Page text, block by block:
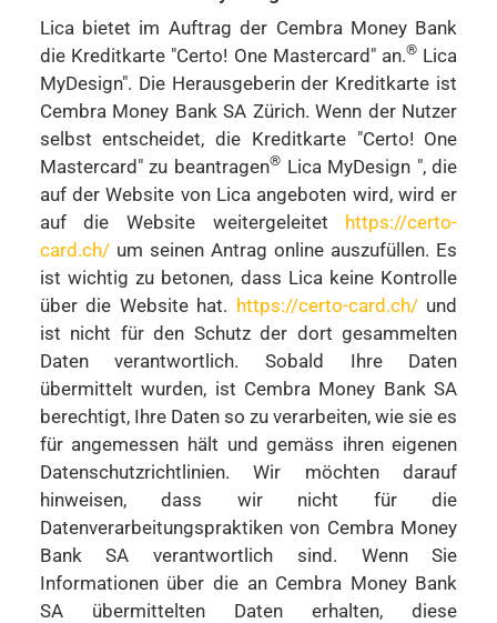
Lica bietet im Auftrag der Cembra Money Bank
die Kreditkarte "Certo! One Mastercard" an.®Lica
MyDesign". Die Herausgeberin der Kreditkarte ist
Cembra Money Bank SA Zürich. Wenn der Nutzer
selbst entscheidet, die Kreditkarte "Certo! One
Mastercard" zu beantragen®Lica MyDesign ", die
auf der Website von Lica angeboten wird, wird er
auf die Website weitergeleitet https://certo-
card.ch/um seinen Antrag online auszufüllen. Es
ist wichtig zu betonen, dass Lica keine Kontrolle
über die Website hat. https://certo-card.ch/und
ist nicht für den Schutz der dort gesammelten
Daten verantwortlich. Sobald Ihre Daten
übermittelt wurden, ist Cembra Money Bank SA
berechtigt, Ihre Daten so zu verarbeiten, wie sie es
für angemessen hält und gemäss ihren eigenen
Datenschutzrichtlinien. Wir möchten darauf
hinweisen, dass wir nicht für die
Datenverarbeitungspraktiken von Cembra Money
Bank SA verantwortlich sind. Wenn Sie
Informationen über die an Cembra Money Bank
SA übermittelten Daten erhalten, diese